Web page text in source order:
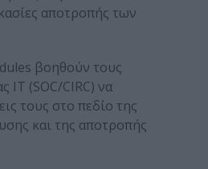
αποτροπής των
βοηθούν τους
ΙΤ (SOC/CIRC) να
τους στο πεδίο της
και της αποτροπής